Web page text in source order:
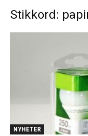
Stikkord:
NYHETER